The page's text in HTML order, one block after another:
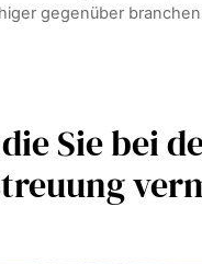
gegenüber
Sie bei